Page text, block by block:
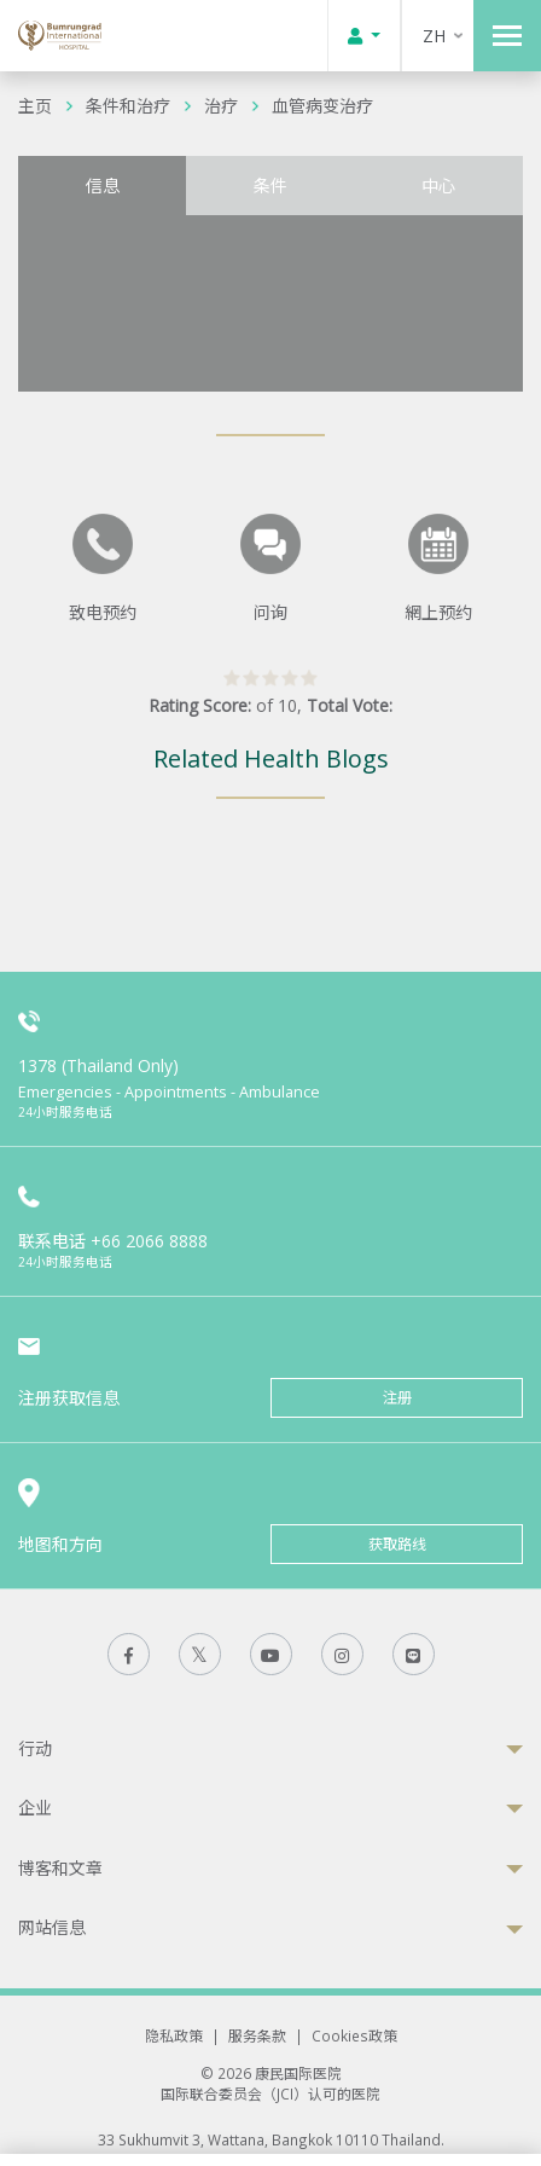
ZH
主页 条件和治疗 治疗 血管病变治疗
信息 条件 中心
致电预约 问询 網上预约
Rating Score: of 10, Total Vote:
Related Health Blogs
1378 (Thailand Only)
Emergencies - Appointments - Ambulance
24小时服务电话
联系电话 +66 2066 8888
24小时服务电话
注册获取信息 注册
地图和方向 获取路线
行动
企业
博客和文章
网站信息
隐私政策 | 服务条款 |
Cookies政策
© 2026 康民国际医院
国际联合委员会（JCI）认可的医院
33 Sukhumvit 3, Wattana, Bangkok 10110 Thailand.
All rights reserved.